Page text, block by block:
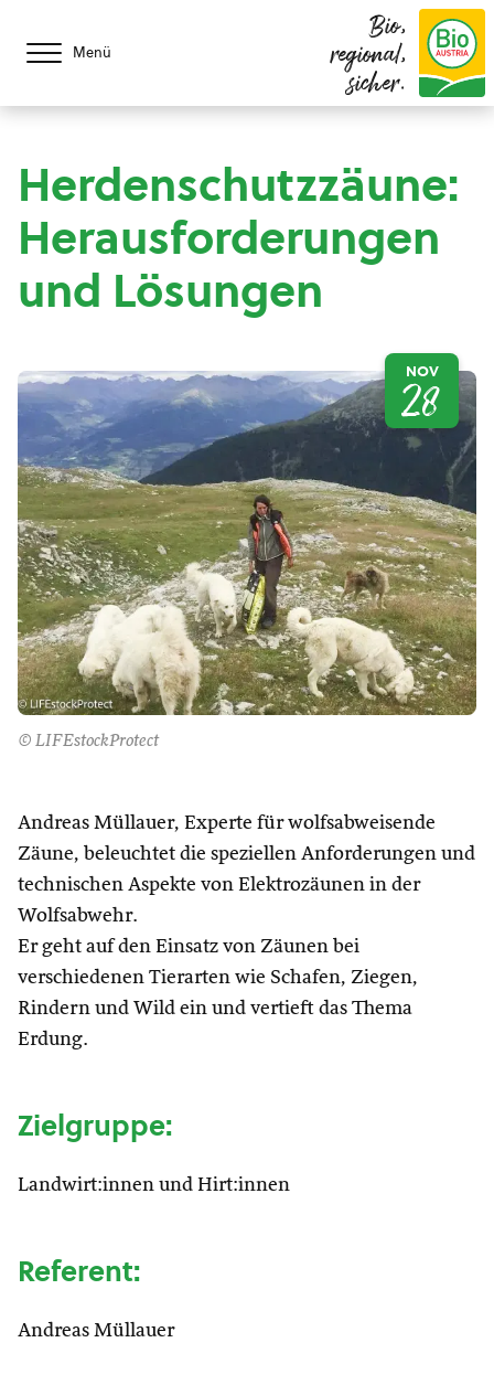
Menü
Bio,
regional,
sicher.
Herdenschutzzäune:
Herausforderungen
und Lösungen
© LIFEstockProtect
NOV
28
Andreas Müllauer, Experte für wolfsabweisende
Zäune, beleuchtet die speziellen Anforderungen und
technischen Aspekte von Elektrozäunen in der
Wolfsabwehr.
Er geht auf den Einsatz von Zäunen bei
verschiedenen Tierarten wie Schafen, Ziegen,
Rindern und Wild ein und vertieft das Thema
Erdung.
Zielgruppe:
Landwirt:innen und Hirt:innen
Referent:
Andreas Müllauer